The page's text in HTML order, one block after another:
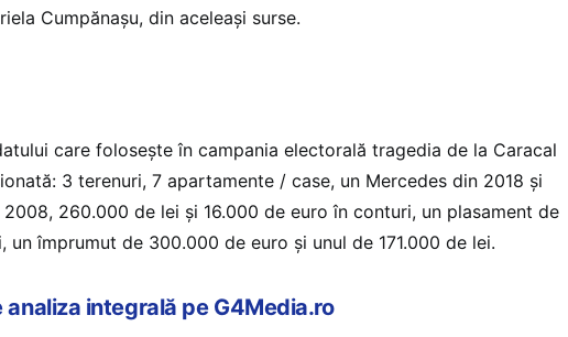
Cumpănașu, din aceleași surse.
care folosește în campania electorală tragedia de la Caracal
3 terenuri, 7 apartamente / case, un Mercedes din 2018 și
2008, 260.000 de lei și 16.000 de euro în conturi, un plasament de
un împrumut de 300.000 de euro și unul de 171.000 de lei.
analiza integrală pe G4Media.ro